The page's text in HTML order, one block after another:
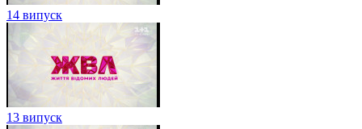
14 випуск
13 випуск